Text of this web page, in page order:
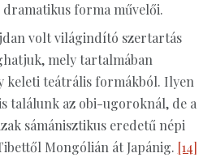
forma művelői.
volt világindító szertartás
mely tartalmában
keleti teátrális formákból. Ilyen
találunk az obi-ugoroknál, de a
sámánisztikus eredetű népi
Mongólián át Japánig. [14]